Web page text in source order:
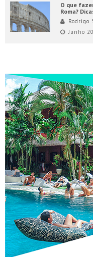
O que
Roma?
Rodrigo
Junho